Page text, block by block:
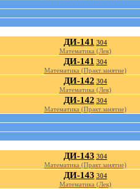
ДИ-141 304
Математика (Лек)
ДИ-141 304
Математика (Практ.занятие)
ДИ-142 304
Математика (Лек)
ДИ-142 304
Математика (Практ.занятие)
ДИ-143 304
Математика (Практ.занятие)
ДИ-143 304
Математика (Лек)